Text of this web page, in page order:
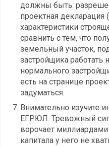
должны быть:
проектная декларация
характеристики
сравнить с тем, что
земельный участок,
застройщика работать
нормального
есть на странице
задуматься.
Внимательно изучите
ЕГРЮЛ. Тревожный
ворочает миллиардами
капитала у него не